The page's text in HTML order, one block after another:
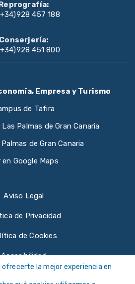
457 188
Conserjería:
451 800
Empresa y Turismo
de Tafira
Palmas de Gran Canaria
de Gran Canaria
en Google Maps
Aviso Legal
de Privacidad
de Cookies
Accesibilidad
la mejor experiencia en